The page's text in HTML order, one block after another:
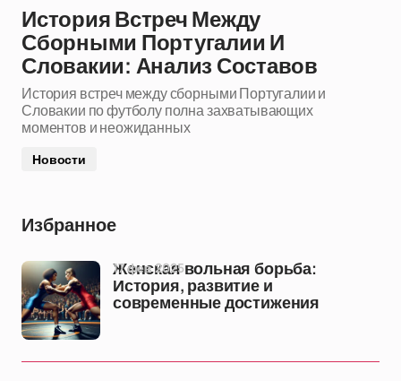
История Встреч Между
Сборными Португалии И
Словакии: Анализ Составов
История встреч между сборными Португалии и
Словакии по футболу полна захватывающих
моментов и неожиданных
Новости
Избранное
Женская вольная борьба:
История, развитие и
современные достижения
17 фев 2025